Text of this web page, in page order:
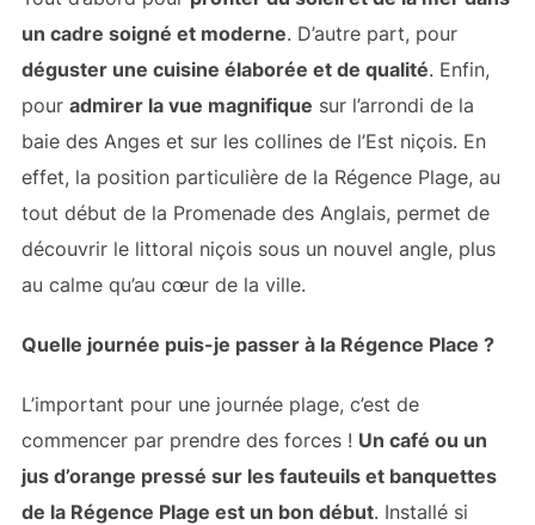
un cadre soigné et moderne. D’autre part, pour
déguster une cuisine élaborée et de qualité. Enfin,
pour admirer la vue magnifique sur l’arrondi de la
baie des Anges et sur les collines de l’Est niçois. En
effet, la position particulière de la Régence Plage, au
tout début de la Promenade des Anglais, permet de
découvrir le littoral niçois sous un nouvel angle, plus
au calme qu’au cœur de la ville.
Quelle journée puis-je passer à la Régence Place ?
L’important pour une journée plage, c’est de
commencer par prendre des forces ! Un café ou un
jus d’orange pressé sur les fauteuils et banquettes
de la Régence Plage est un bon début. Installé si